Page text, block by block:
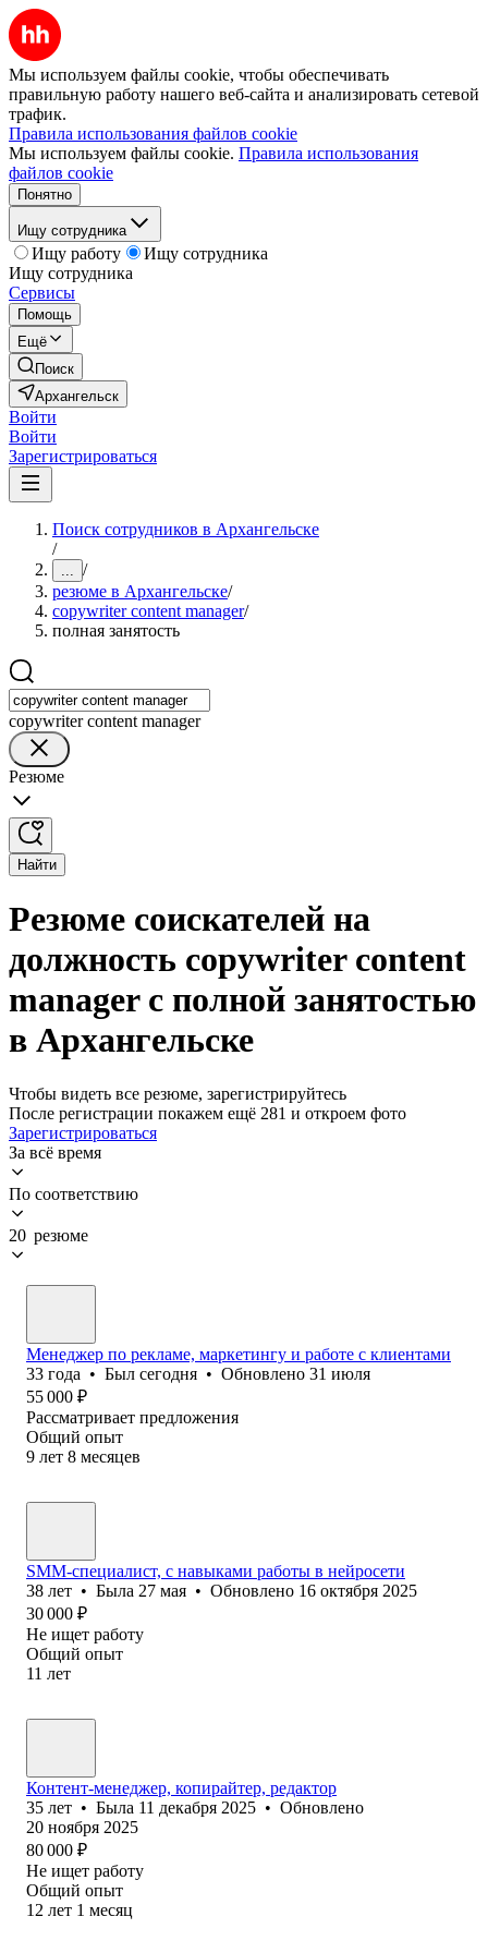
Мы используем файлы cookie, чтобы обеспечивать
правильную работу нашего веб-сайта и анализировать сетевой
трафик.
Правила использования файлов cookie
Мы используем файлы cookie. Правила использования
файлов cookie
Понятно
Ищу сотрудника
Ищу работу
Ищу сотрудника
Ищу сотрудника
Сервисы
Помощь
Ещё
Поиск
Архангельск
Войти
Войти
Зарегистрироваться
Поиск сотрудников в Архангельске
/
... /
резюме в Архангельске/
copywriter content manager/
полная занятость
copywriter content manager
Резюме
Найти
Резюме соискателей на
должность copywriter content
manager с полной занятостью
в Архангельске
Чтобы видеть все резюме, зарегистрируйтесь
После регистрации покажем ещё 281 и откроем фото
Зарегистрироваться
За всё время
По соответствию
20 резюме
Менеджер по рекламе, маркетингу и работе с клиентами
33 года • Был сегодня • Обновлено 31 июля
55 000 ₽
Рассматривает предложения
Общий опыт
9 лет 8 месяцев
SMM-специалист, с навыками работы в нейросети
38 лет • Была 27 мая • Обновлено 16 октября 2025
30 000 ₽
Не ищет работу
Общий опыт
11 лет
Контент-менеджер, копирайтер, редактор
35 лет • Была 11 декабря 2025 • Обновлено
20 ноября 2025
80 000 ₽
Не ищет работу
Общий опыт
12 лет 1 месяц